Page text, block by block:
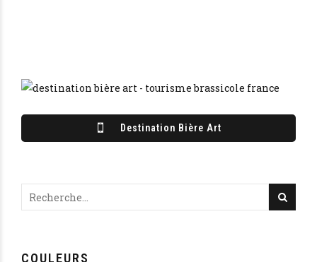
Destination Bière Art
COULEURS